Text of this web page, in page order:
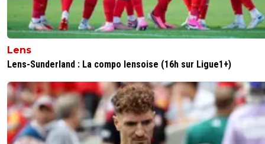
Lens
Lens-Sunderland : La compo lensoise (16h sur Ligue1+)